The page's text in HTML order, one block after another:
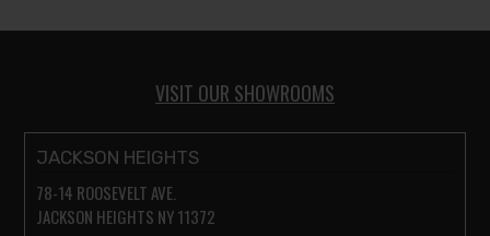
VISIT OUR SHOWROOMS
JACKSON HEIGHTS
78-14 ROOSEVELT AVE.
JACKSON HEIGHTS NY 11372